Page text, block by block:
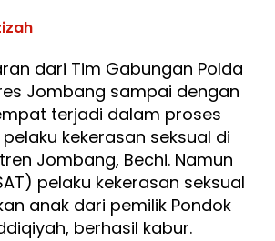
dari Tim Gabungan Polda
Jombang sampai dengan
terjadi dalam proses
kekerasan seksual di
Jombang, Bechi. Namun
pelaku kekerasan seksual
anak dari pemilik Pondok
berhasil kabur.